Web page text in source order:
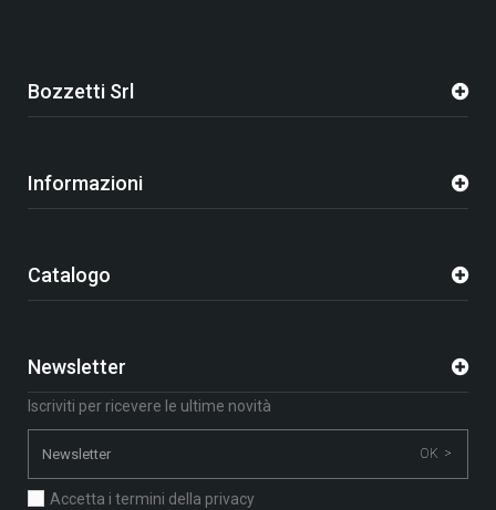
Bozzetti Srl
Informazioni
Catalogo
Newsletter
Iscriviti per ricevere le ultime novità
OK >
Accetta i termini della privacy